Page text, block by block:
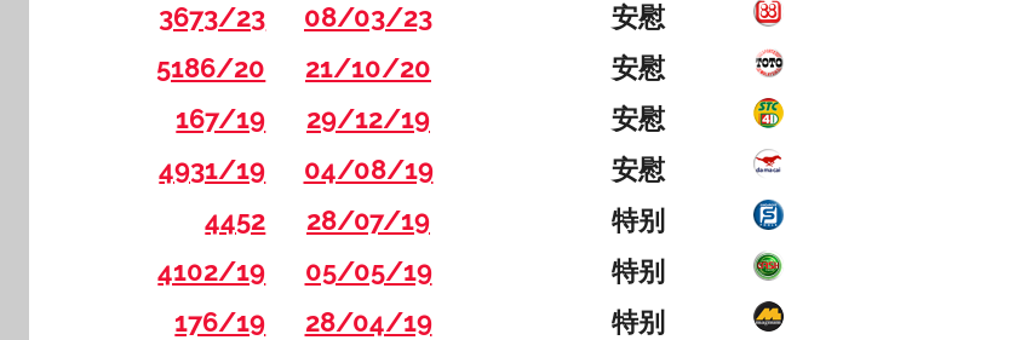
3673/23
08/03/23 安慰
5186/20
21/10/20 安慰
167/19
29/12/19 安慰
4931/19
04/08/19 安慰
4452
28/07/19 特别
4102/19
05/05/19 特别
176/19
28/04/19 特别